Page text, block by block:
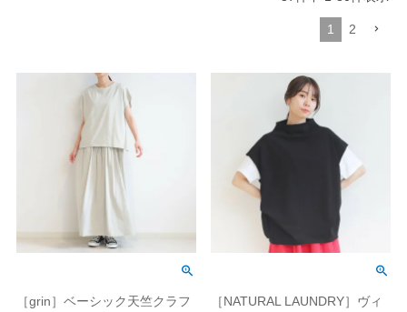
1 2
［grin］ベーシック天竺クラフ
［NATURAL LAUNDRY］ヴィ